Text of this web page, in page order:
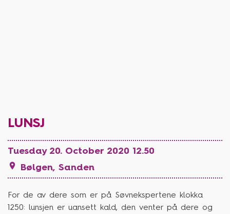
LUNSJ
Tuesday 20. October 2020 12.50
 Bølgen, Sanden
For de av dere som er på Søvnekspertene klokka
1250: lunsjen er uansett kald, den venter på dere og